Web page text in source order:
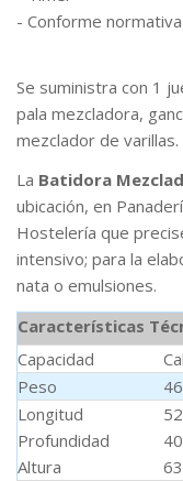
- Conforme normativa
Se suministra con 1
pala mezcladora,
mezclador de varillas.
La Batidora
ubicación, en
Hostelería que
intensivo; para la
nata o emulsiones.
Características
Capacidad
Peso
Longitud
Profundidad
Altura